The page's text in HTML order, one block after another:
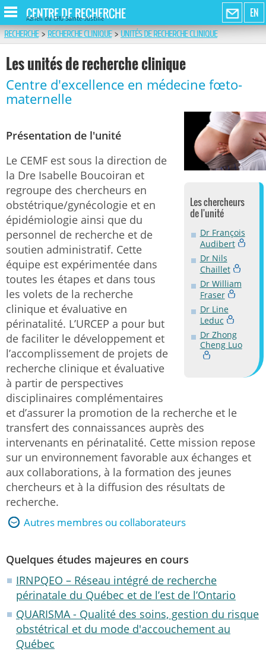
EN
CENTRE DE RECHERCHE
Azrieli du CHU Sainte-Justine
RECHERCHE>RECHERCHE CLINIQUE>UNITÉS DE RECHERCHE CLINIQUE
Les unités de recherche clinique
Centre d'excellence en médecine fœto-
maternelle
Les chercheurs
de l'unité
Dr François
Audibert
Dr Nils
Chaillet
Dr William
Fraser
Dr Line
Leduc
Dr Zhong
Cheng Luo
Présentation de l'unité
Le CEMF est sous la direction de
la Dre Isabelle Boucoiran et
regroupe des chercheurs en
obstétrique/gynécologie et en
épidémiologie ainsi que du
personnel de recherche et de
soutien administratif. Cette
équipe est expérimentée dans
toutes les étapes et dans tous
les volets de la recherche
clinique et évaluative en
périnatalité. L’URCEP a pour but
de faciliter le développement et
l’accomplissement de projets de
recherche clinique et évaluative
à partir de perspectives
disciplinaires complémentaires
et d’assurer la promotion de la recherche et le
transfert des connaissances auprès des
intervenants en périnatalité. Cette mission repose
sur un environnement favorable aux échanges et
aux collaborations, à la formation des jeunes
chercheurs et à la diffusion des résultats de
recherche.
Autres membres ou collaborateurs
Quelques études majeures en cours
IRNPQEO – Réseau intégré de recherche
périnatale du Québec et de l’est de l’Ontario
QUARISMA - Qualité des soins, gestion du risque
obstétrical et du mode d'accouchement au
Québec